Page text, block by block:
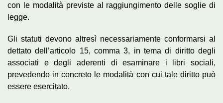
con le modalità previste al raggiungimento delle soglie di
legge.
Gli statuti devono altresì necessariamente conformarsi al
dettato dell’articolo 15, comma 3, in tema di diritto degli
associati e degli aderenti di esaminare i libri sociali,
prevedendo in concreto le modalità con cui tale diritto può
essere esercitato.